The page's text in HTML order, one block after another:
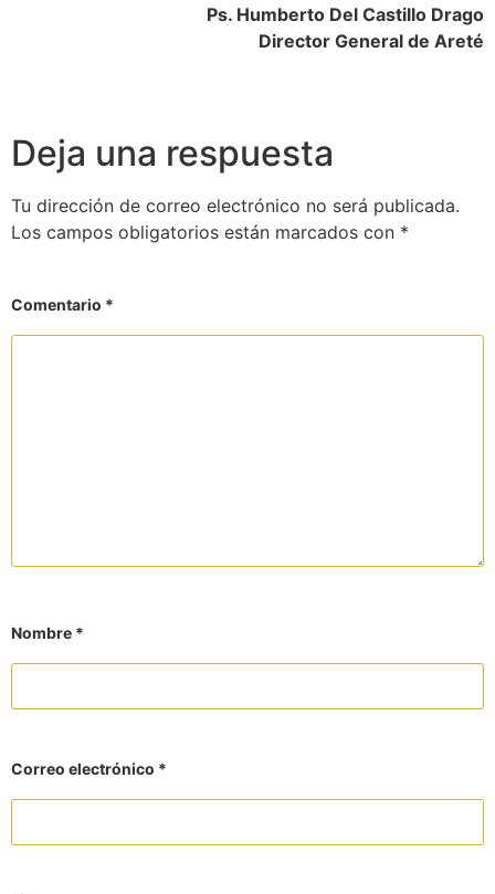
Ps. Humberto Del Castillo Drago
Director General de Areté
Deja una respuesta
Tu dirección de correo electrónico no será publicada.
Los campos obligatorios están marcados con *
Comentario *
Nombre *
Correo electrónico *